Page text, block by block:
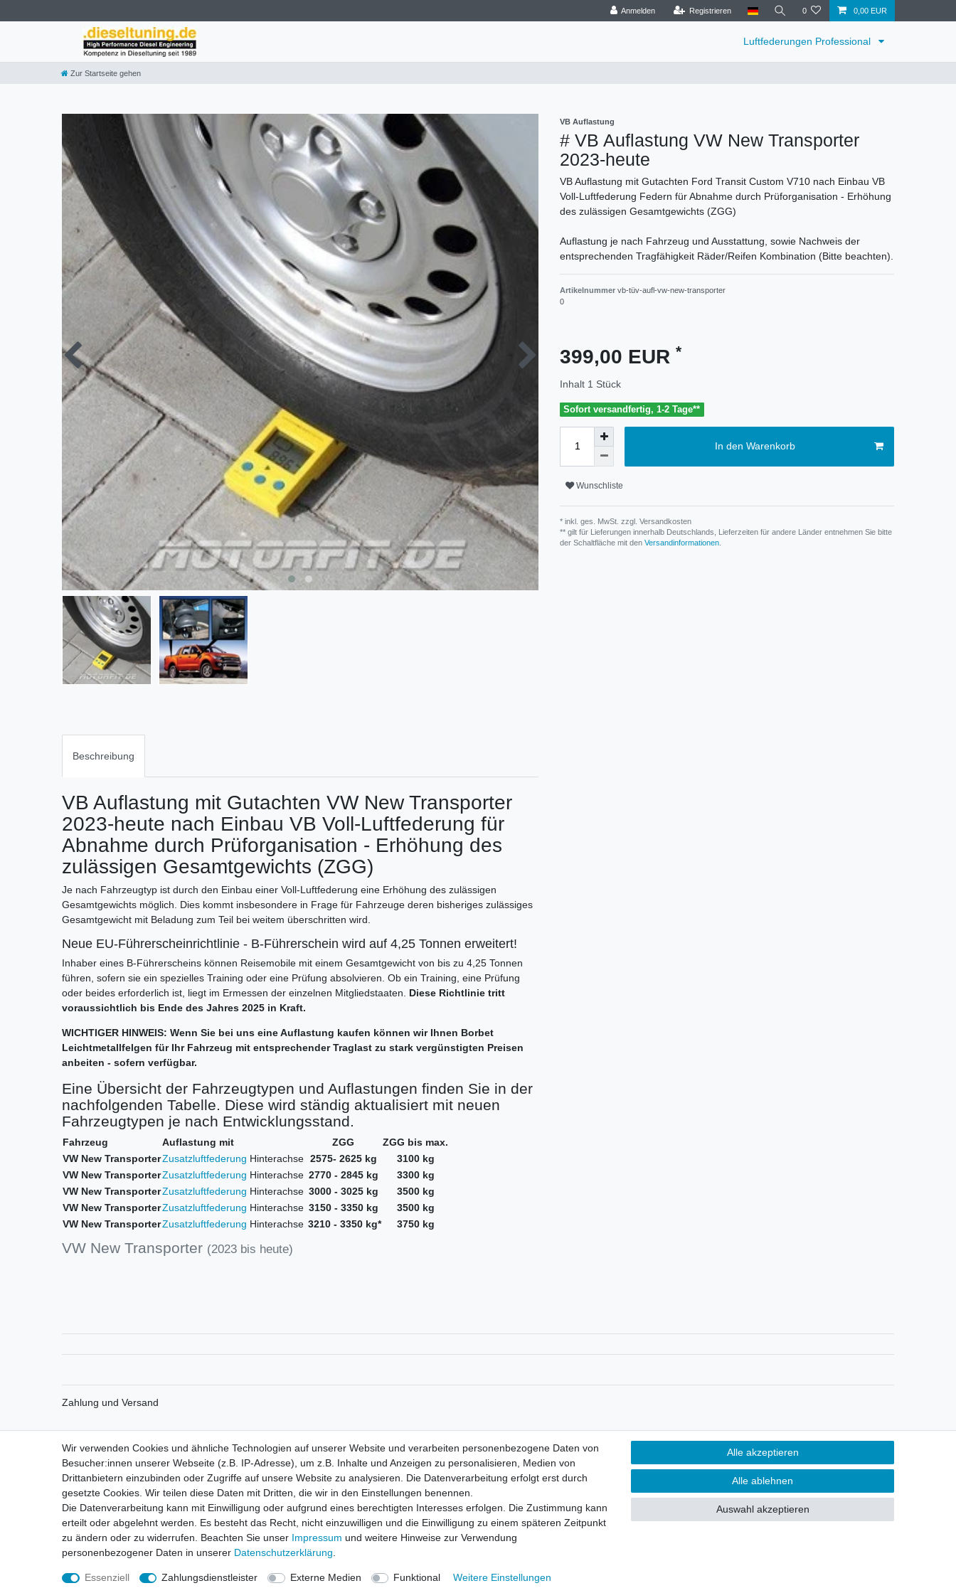
Anmelden Registrieren 0 0,00 EUR
Luftfederungen Professional
Zur Startseite gehen
VB Auflastung
# VB Auflastung VW New Transporter
2023-heute
VB Auflastung mit Gutachten Ford Transit Custom V710 nach Einbau VB
Voll-Luftfederung Federn für Abnahme durch Prüforganisation - Erhöhung
des zulässigen Gesamtgewichts (ZGG)
Auflastung je nach Fahrzeug und Ausstattung, sowie Nachweis der
entsprechenden Tragfähigkeit Räder/Reifen Kombination (Bitte beachten).
Artikelnummer vb-tüv-aufl-vw-new-transporter
0
399,00 EUR *
Inhalt 1 Stück
Sofort versandfertig, 1-2 Tage**
In den Warenkorb
Wunschliste
* inkl. ges. MwSt. zzgl. Versandkosten
** gilt für Lieferungen innerhalb Deutschlands, Lieferzeiten für andere Länder entnehmen Sie bitte
der Schaltfläche mit den Versandinformationen
Beschreibung
VB Auflastung mit Gutachten VW New Transporter
2023-heute nach Einbau VB Voll-Luftfederung für
Abnahme durch Prüforganisation - Erhöhung des
zulässigen Gesamtgewichts (ZGG)
Je nach Fahrzeugtyp ist durch den Einbau einer Voll-Luftfederung eine Erhöhung des zulässigen
Gesamtgewichts möglich. Dies kommt insbesondere in Frage für Fahrzeuge deren bisheriges zulässiges
Gesamtgewicht mit Beladung zum Teil bei weitem überschritten wird.
Neue EU-Führerscheinrichtlinie - B-Führerschein wird auf 4,25 Tonnen erweitert!
Inhaber eines B-Führerscheins können Reisemobile mit einem Gesamtgewicht von bis zu 4,25 Tonnen
führen, sofern sie ein spezielles Training oder eine Prüfung absolvieren. Ob ein Training, eine Prüfung
oder beides erforderlich ist, liegt im Ermessen der einzelnen Mitgliedstaaten. Diese Richtlinie tritt
voraussichtlich bis Ende des Jahres 2025 in Kraft.
WICHTIGER HINWEIS: Wenn Sie bei uns eine Auflastung kaufen können wir Ihnen Borbet
Leichtmetallfelgen für Ihr Fahrzeug mit entsprechender Traglast zu stark vergünstigten Preisen
anbeiten - sofern verfügbar.
Eine Übersicht der Fahrzeugtypen und Auflastungen finden Sie in der
nachfolgenden Tabelle. Diese wird ständig aktualisiert mit neuen
Fahrzeugtypen je nach Entwicklungsstand.
VW New Transporter (2023 bis heute)
Fahrzeug Auflastung mit ZGG
ZGG bis max.
VW New TransporterZusatzluftfederung Hinterachse 2575- 2625 kg
3100 kg
VW New TransporterZusatzluftfederung Hinterachse 2770 - 2845 kg
3300 kg
VW New TransporterZusatzluftfederung Hinterachse 3000 - 3025 kg
3500 kg
VW New TransporterZusatzluftfederung Hinterachse 3150 - 3350 kg
3500 kg
VW New TransporterZusatzluftfederung Hinterachse 3210 - 3350 kg* 3750 kg
Zahlung und Versand
Impressum Daten­schutz­erklärung AGB Barrierefreiheitserklärung Widerrufs­recht Kontakt
© Copyright 2026 | Alle Rechte vorbehalten.
Wir verwenden Cookies und ähnliche Technologien auf unserer Website und verarbeiten personenbezogene Daten von
Besucher:innen unserer Webseite (z.B. IP-Adresse), um z.B. Inhalte und Anzeigen zu personalisieren, Medien von
Drittanbietern einzubinden oder Zugriffe auf unsere Website zu analysieren. Die Datenverarbeitung erfolgt erst durch
gesetzte Cookies. Wir teilen diese Daten mit Dritten, die wir in den Einstellungen benennen.
Die Datenverarbeitung kann mit Einwilligung oder aufgrund eines berechtigten Interesses erfolgen. Die Zustimmung kann
erteilt oder abgelehnt werden. Es besteht das Recht, nicht einzuwilligen und die Einwilligung zu einem späteren Zeitpunkt
zu ändern oder zu widerrufen. Beachten Sie unser Impressum und weitere Hinweise zur Verwendung
personenbezogener Daten in unserer Daten­schutz­erklärung
Essenziell Zahlungsdienstleister Externe Medien Funktional Weitere Einstellungen
Alle akzeptieren
Alle ablehnen
Auswahl akzeptieren